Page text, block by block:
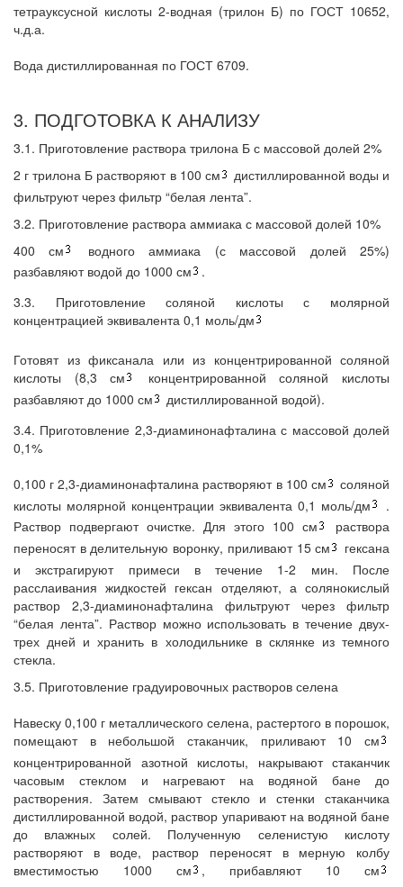
тетрауксусной кислоты 2-водная (трилон Б) по ГОСТ 10652,
ч.д.а.
Вода дистиллированная по ГОСТ 6709.
3. ПОДГОТОВКА К АНАЛИЗУ
3.1. Приготовление раствора трилона Б с массовой долей 2%
2 г трилона Б растворяют в 100 см
дистиллированной воды и
фильтруют через фильтр “белая лента”.
3.2. Приготовление раствора аммиака с массовой долей 10%
400 см
водного аммиака (с массовой долей 25%)
разбавляют водой до 1000 см
.
3.3. Приготовление соляной кислоты с молярной
концентрацией эквивалента 0,1 моль/дм
Готовят из фиксанала или из концентрированной соляной
кислоты (8,3 см
концентрированной соляной кислоты
разбавляют до 1000 см
дистиллированной водой).
3.4. Приготовление 2,3-диаминонафталина с массовой долей
0,1%
0,100 г 2,3-диаминонафталина растворяют в 100 см
соляной
кислоты молярной концентрации эквивалента 0,1 моль/дм
.
Раствор подвергают очистке. Для этого 100 см
раствора
переносят в делительную воронку, приливают 15 см
гексана
и экстрагируют примеси в течение 1-2 мин. После
расслаивания жидкостей гексан отделяют, а солянокислый
раствор 2,3-диаминонафталина фильтруют через фильтр
“белая лента”. Раствор можно использовать в течение двух-
трех дней и хранить в холодильнике в склянке из темного
стекла.
3.5. Приготовление градуировочных растворов селена
Навеску 0,100 г металлического селена, растертого в порошок,
помещают в небольшой стаканчик, приливают 10 см
концентрированной азотной кислоты, накрывают стаканчик
часовым стеклом и нагревают на водяной бане до
растворения. Затем смывают стекло и стенки стаканчика
дистиллированной водой, раствор упаривают на водяной бане
до влажных солей. Полученную селенистую кислоту
растворяют в воде, раствор переносят в мерную колбу
вместимостью 1000 см
, прибавляют 10 см